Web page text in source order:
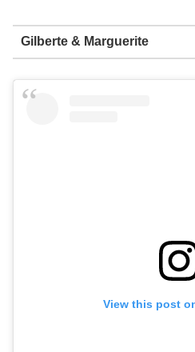
Gilberte & Marguerite
View this post